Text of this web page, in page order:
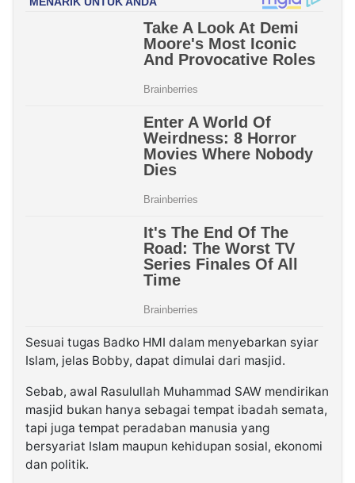
Sesuai tugas Badko HMI dalam menyebarkan syiar
Islam, jelas Bobby, dapat dimulai dari masjid.
Sebab, awal Rasulullah Muhammad SAW mendirikan
masjid bukan hanya sebagai tempat ibadah semata,
tapi juga tempat peradaban manusia yang
bersyariat Islam maupun kehidupan sosial, ekonomi
dan politik.